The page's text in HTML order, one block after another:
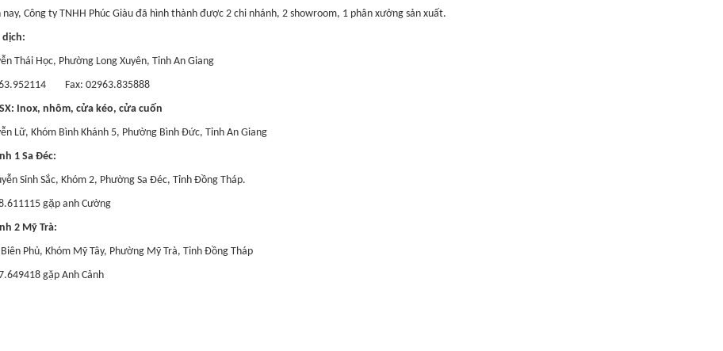
nay, Công ty TNHH Phúc Giàu đã hình thành được 2 chi nhánh, 2 showroom, 1 phân xưởng sản xuất.
dịch:
Thái Học, Phường Long Xuyên, Tỉnh An Giang
Fax: 02963.835888
Inox, nhôm, cửa kéo, cửa cuốn
Lữ, Khóm Bình Khánh 5, Phường Bình Đức, Tỉnh An Giang
1 Sa Đéc:
Sinh Sắc, Khóm 2, Phường Sa Đéc, Tỉnh Đồng Tháp.
gặp anh Cường
2 Mỹ Trà:
Phủ, Khóm Mỹ Tây, Phường Mỹ Trà, Tỉnh Đồng Tháp
gặp Anh Cảnh